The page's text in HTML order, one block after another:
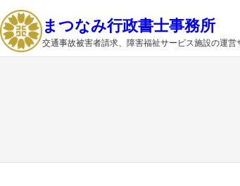
内
容
を
まつなみ行政書士事務所
交通事故被害者請求、障害福祉サービス施設の運営